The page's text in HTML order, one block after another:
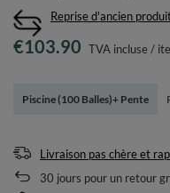
Reprise d'ancien
Piscine (100 Balles)+ Pente
€103.90 TVA incluse/
Livraison pas chère et
30 jours pour un retour